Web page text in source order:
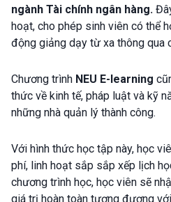
ngành Tài chính ngân hàng.
hoạt, cho phép sinh viên có thể
động giảng dạy từ xa thông qua
Chương trình NEU E-learning
thức về kinh tế, pháp luật và kỹ
những nhà quản lý thành công.
Với hình thức học tập này, học
phí, linh hoạt sắp sắp xếp lịch
chương trình học, học viên sẽ
giá trị hoàn toàn tương đương